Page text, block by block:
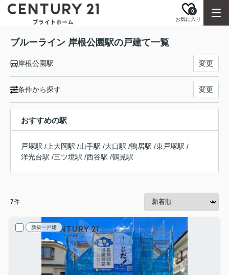
お気に入り
0
ブルーライン 岸根公園駅の戸建て一覧
岸根公園駅 変更
条件から探す 変更
おすすめの駅
戸塚駅 / 上大岡駅 /山手駅 /大口駅 /鴨居駅 /東戸塚駅 /
洋光台駅 /三ツ境駅 /西谷駅 /鶴見駅
7件
新築一戸建